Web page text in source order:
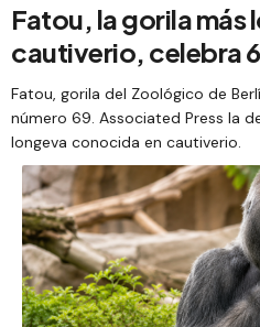
Fatou, la gorila más
cautiverio, celebra
Fatou, gorila del Zoológico de
número 69. Associated Press la
longeva conocida en cautiverio.